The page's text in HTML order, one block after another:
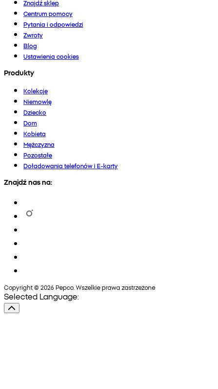
Znajdź sklep
Centrum pomocy
Pytania i odpowiedzi
Zwroty
Blog
Ustawienia cookies
Produkty
Kolekcje
Niemowlę
Dziecko
Dom
Kobieta
Mężczyzna
Pozostałe
Doładowania telefonów i E-karty
Znajdź nas na:
Copyright © 2026 Pepco. Wszelkie prawa zastrzeżone
Selected Language: